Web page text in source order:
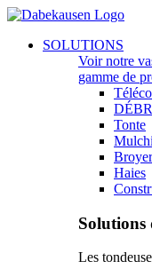
Aller
contenu
Main
SOLUTIONS
Voir notre
gamme de
Tonte
Broyer
Haies
Solutions
Les